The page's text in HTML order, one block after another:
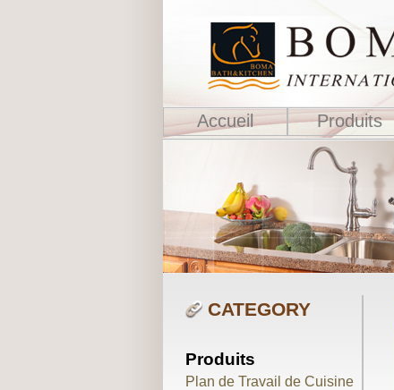
Accueil Produits
CATEGORY
Produits
Plan de Travail de Cuisine